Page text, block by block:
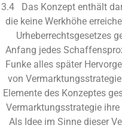
3.4 Das Konzept enthält
die keine Werkhöhe
Urheberrechtsgesetzes
Anfang jedes
Funke alles später
von
Elemente des Konzeptes
Vermarktungsstrategie
Als Idee im Sinne dieser